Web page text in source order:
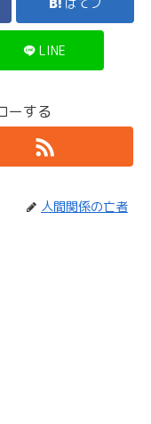
LINE
ーする
人間関係の亡者